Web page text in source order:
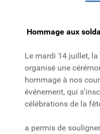
Hommage aux
Le mardi 14 juillet,
organisé une
hommage à nos
événement, qui
célébrations de la
a permis de